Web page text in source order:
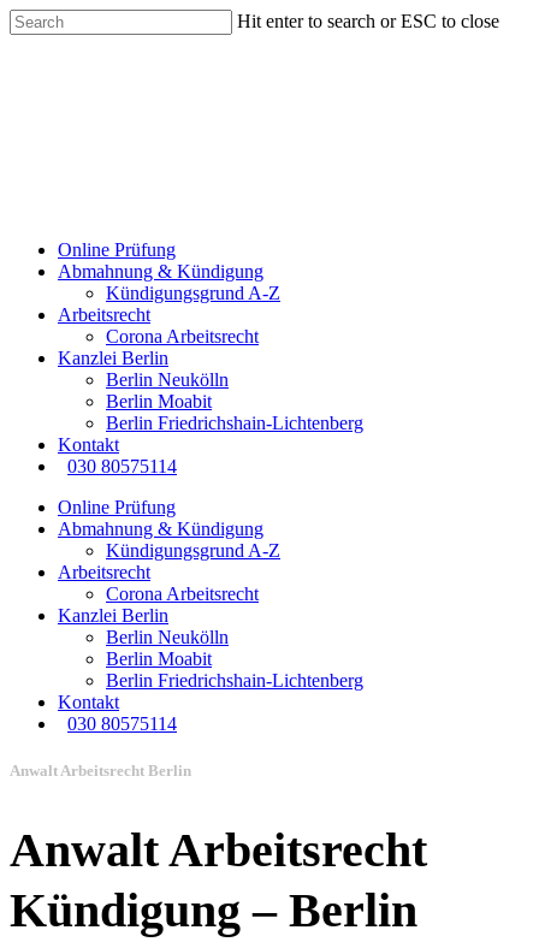
Hit enter to search or ESC to close
Online Prüfung
Abmahnung & Kündigung
Kündigungsgrund A-Z
Arbeitsrecht
Corona Arbeitsrecht
Kanzlei Berlin
Berlin Neukölln
Berlin Moabit
Berlin Friedrichshain-Lichtenberg
Kontakt
030 80575114
Online Prüfung
Abmahnung & Kündigung
Kündigungsgrund A-Z
Arbeitsrecht
Corona Arbeitsrecht
Kanzlei Berlin
Berlin Neukölln
Berlin Moabit
Berlin Friedrichshain-Lichtenberg
Kontakt
030 80575114
Anwalt Arbeitsrecht Berlin
Anwalt Arbeitsrecht
Kündigung – Berlin